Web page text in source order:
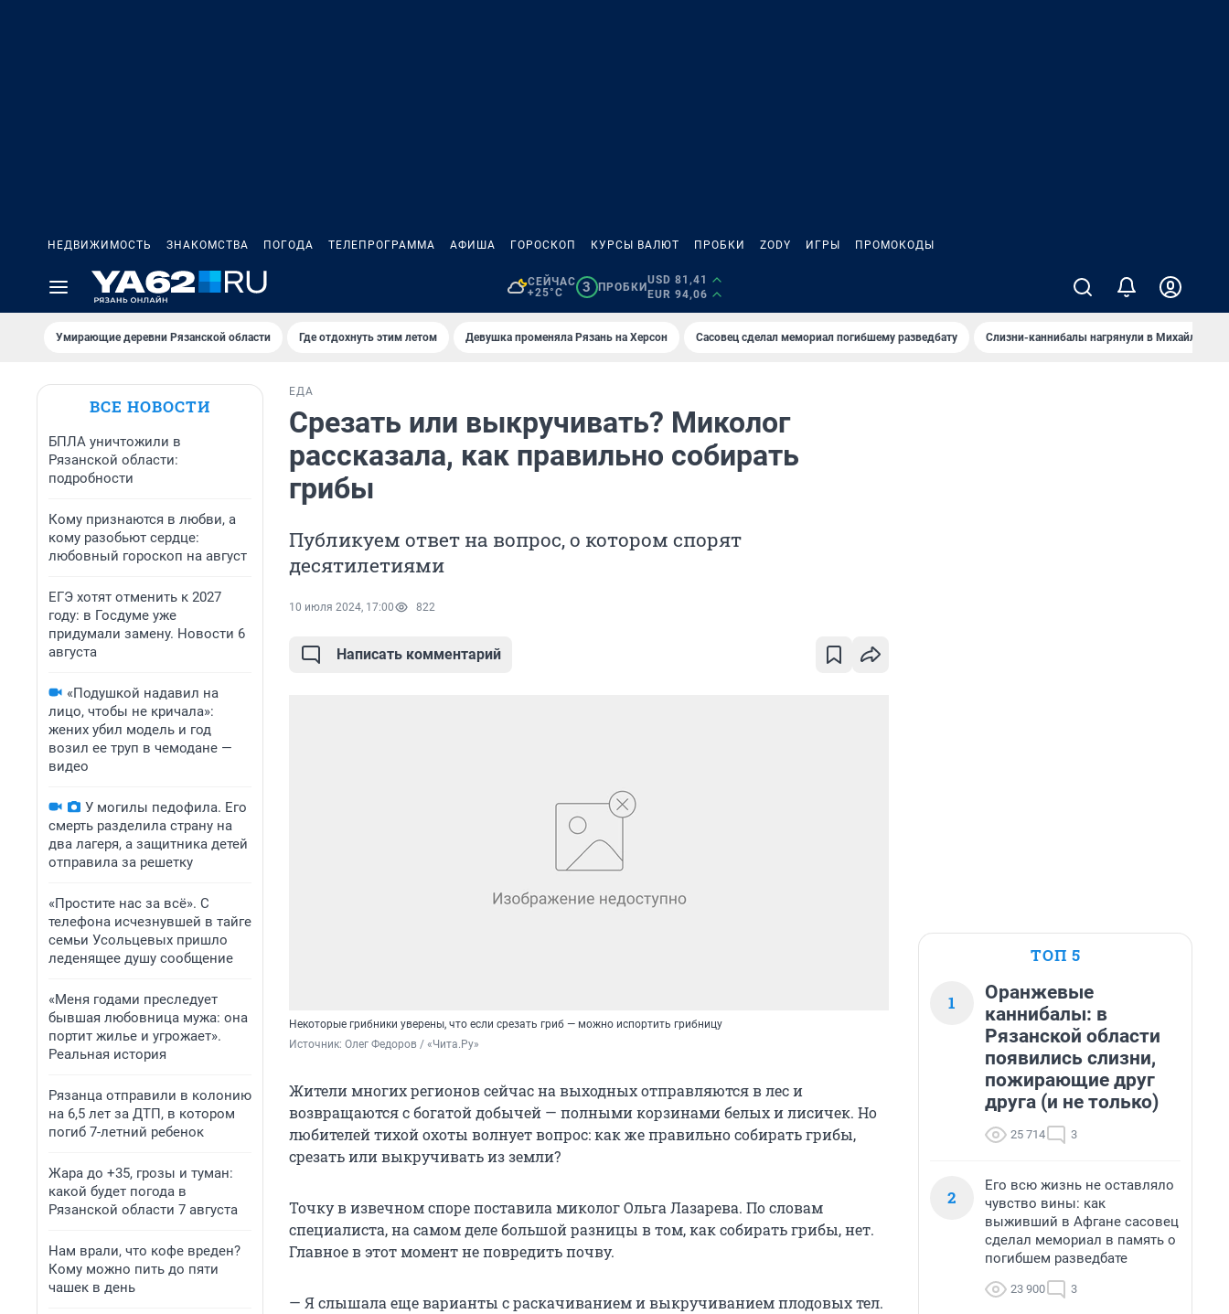
НЕДВИЖИМОСТЬ ЗНАКОМСТВА ПОГОДА ТЕЛЕПРОГРАММА АФИША ГОРОСКОП КУРСЫ ВАЛЮТ ПРОБКИ ZODY ИГРЫ ПРОМОКОДЫ
СЕЙЧАС
+25°C
3 ПРОБКИ
USD 81,41
EUR 94,06
Умирающие деревни Рязанской области Где отдохнуть этим летом Девушка променяла Рязань на Херсон Сасовец сделал мемориал погибшему разведбату Слизни-каннибалы нагрянули в Михайлов
ВСЕ НОВОСТИ
БПЛА уничтожили в
Рязанской области:
подробности
Кому признаются в любви, а
кому разобьют сердце:
любовный гороскоп на август
ЕГЭ хотят отменить к 2027
году: в Госдуме уже
придумали замену. Новости 6
августа
«Подушкой надавил на
лицо, чтобы не кричала»:
жених убил модель и год
возил ее труп в чемодане —
видео
У могилы педофила. Его
смерть разделила страну на
два лагеря, а защитника детей
отправила за решетку
«Простите нас за всё». С
телефона исчезнувшей в тайге
семьи Усольцевых пришло
леденящее душу сообщение
«Меня годами преследует
бывшая любовница мужа: она
портит жилье и угрожает».
Реальная история
Рязанца отправили в колонию
на 6,5 лет за ДТП, в котором
погиб 7-летний ребенок
Жара до +35, грозы и туман:
какой будет погода в
Рязанской области 7 августа
Нам врали, что кофе вреден?
Кому можно пить до пяти
чашек в день
ЕДА
Срезать или выкручивать? Миколог
рассказала, как правильно собирать
грибы
Публикуем ответ на вопрос, о котором спорят
десятилетиями
10 июля 2024, 17:00 822
Написать комментарий
Некоторые грибники уверены, что если срезать гриб — можно испортить грибницу
Источник: Олег Федоров / «Чита.Ру»
Жители многих регионов сейчас на выходных отправляются в лес и
возвращаются с богатой добычей — полными корзинами белых и лисичек. Но
любителей тихой охоты волнует вопрос: как же правильно собирать грибы,
срезать или выкручивать из земли?
Точку в извечном споре поставила миколог Ольга Лазарева. По словам
специалиста, на самом деле большой разницы в том, как собирать грибы, нет.
Главное в этот момент не повредить почву.
— Я слышала еще варианты с раскачиванием и выкручиванием плодовых тел.
ТОП 5
1
Оранжевые
каннибалы: в
Рязанской области
появились слизни,
пожирающие друг
друга (и не только)
25 714 3
2
Его всю жизнь не оставляло
чувство вины: как
выживший в Афгане сасовец
сделал мемориал в память о
погибшем разведбате
23 900 3